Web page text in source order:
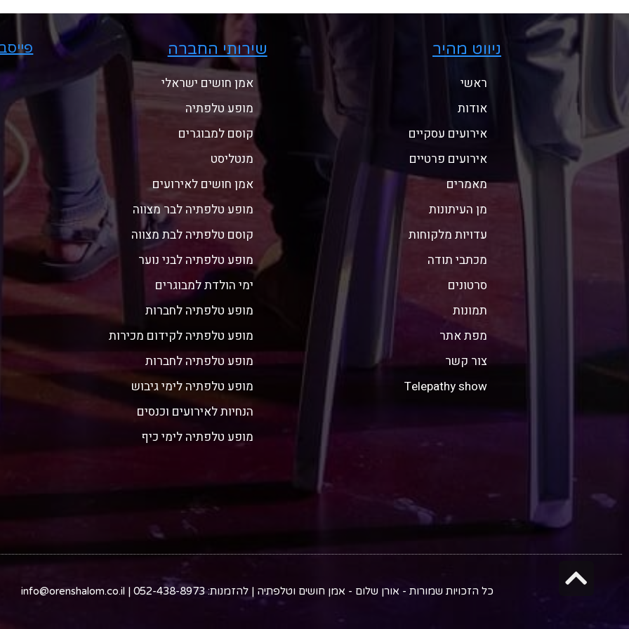
ניווט מהיר
ראשי
אודות
אירועים עסקיים
אירועים פרטיים
מאמרים
מן העיתונות
עדויות מלקוחות
מכתבי תודה
סרטונים
תמונות
מפת אתר
צור קשר
Telepathy show
שירותי החברה
אמן חושים ישראלי
מופע טלפתיה
קוסם למבוגרים
מנטליסט
אמן חושים לאירועים
מופע טלפתיה לבר מצווה
קוסם טלפתיה לבת מצווה
מופע טלפתיה לבני נוער
ימי הולדת למבוגרים
מופע טלפתיה לחברות
מופע טלפתיה לקידום מכירות
מופע טלפתיה לחברות
מופע טלפתיה לימי גיבוש
הנחיות לאירועים וכנסים
מופע טלפתיה לימי כיף
כל הזכויות שמורות - אורן שלום - אמן חושים וטלפתיה | להזמנות: 052-438-8973 | info@orenshalom.co.il גלילה